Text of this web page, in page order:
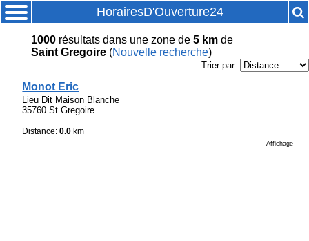
HorairesD'Ouverture24
1000résultatsdans une zone de 5 kmde
Saint Gregoire(Nouvelle recherche)
Trier par:
Monot Eric
Lieu Dit Maison Blanche
35760 St Gregoire
Distance:0.0 km
Affichage